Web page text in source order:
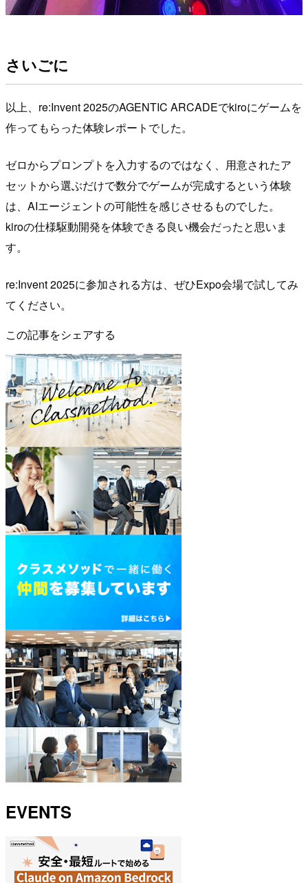
さいごに
以上、re:Invent 2025のAGENTIC ARCADEでkiroにゲームを
作ってもらった体験レポートでした。
ゼロからプロンプトを入力するのではなく、用意されたア
セットから選ぶだけで数分でゲームが完成するという体験
は、AIエージェントの可能性を感じさせるものでした。
kiroの仕様駆動開発を体験できる良い機会だったと思いま
す。
re:Invent 2025に参加される方は、ぜひExpo会場で試してみ
てください。
この記事をシェアする
EVENTS